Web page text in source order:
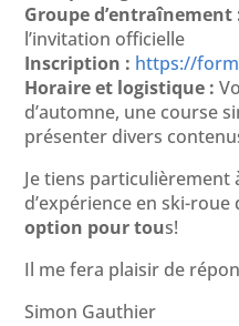
Groupe d’entraînement
l’invitation officielle
Inscription : https://
Horaire et logistique :
d’automne, une course
présenter divers
Je tiens particulièrement
d’expérience en ski-
option pour tous!
Il me fera plaisir de
Simon Gauthier